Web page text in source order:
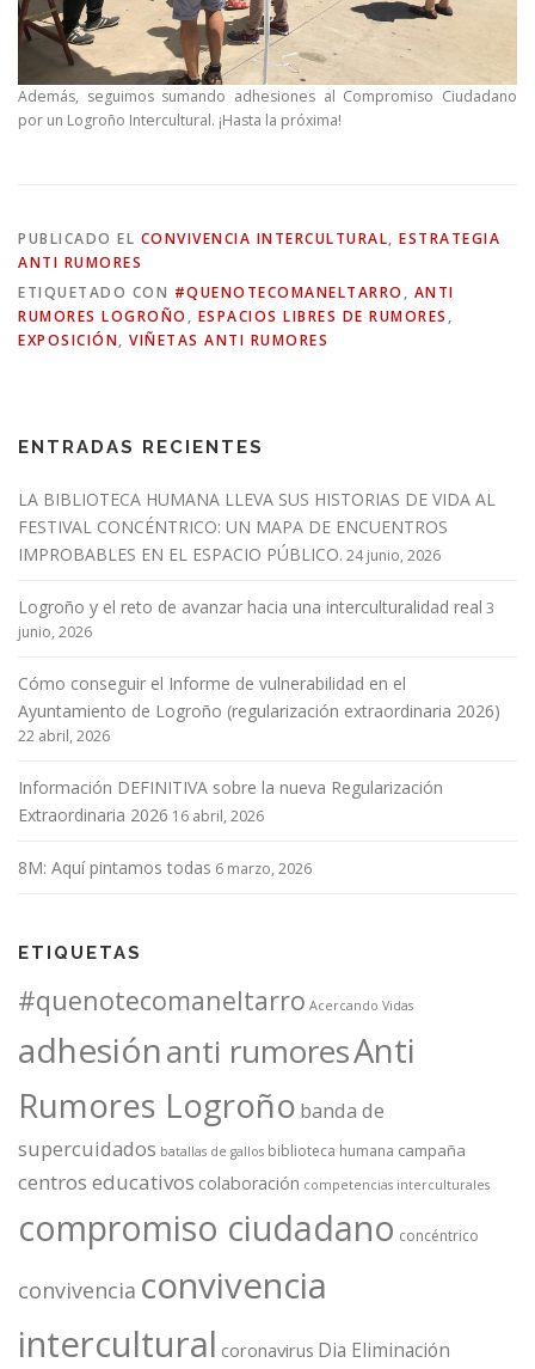
Además, seguimos sumando adhesiones al Compromiso Ciudadano
por un Logroño Intercultural. ¡Hasta la próxima!
PUBLICADO EL CONVIVENCIA INTERCULTURAL, ESTRATEGIA
ANTI RUMORES
ETIQUETADO CON #QUENOTECOMANELTARRO , ANTI
RUMORES LOGROÑO , ESPACIOS LIBRES DE RUMORES ,
EXPOSICIÓN, VIÑETAS ANTI RUMORES
ENTRADAS RECIENTES
LA BIBLIOTECA HUMANA LLEVA SUS HISTORIAS DE VIDA AL
FESTIVAL CONCÉNTRICO: UN MAPA DE ENCUENTROS
IMPROBABLES EN EL ESPACIO PÚBLICO. 24 junio, 2026
Logroño y el reto de avanzar hacia una interculturalidad real 3
junio, 2026
Cómo conseguir el Informe de vulnerabilidad en el
Ayuntamiento de Logroño (regularización extraordinaria 2026)
22 abril, 2026
Información DEFINITIVA sobre la nueva Regularización
Extraordinaria 2026 16 abril, 2026
8M: Aquí pintamos todas 6 marzo, 2026
ETIQUETAS
#quenotecomaneltarro Acercando Vidas
adhesiónanti rumoresAnti
Rumores Logroño banda de
supercuidados batallas de gallos biblioteca humana campaña
centros educativos colaboración competencias interculturales
compromiso ciudadano concéntrico
convivencia convivencia
intercultural coronavirus Dia Eliminación